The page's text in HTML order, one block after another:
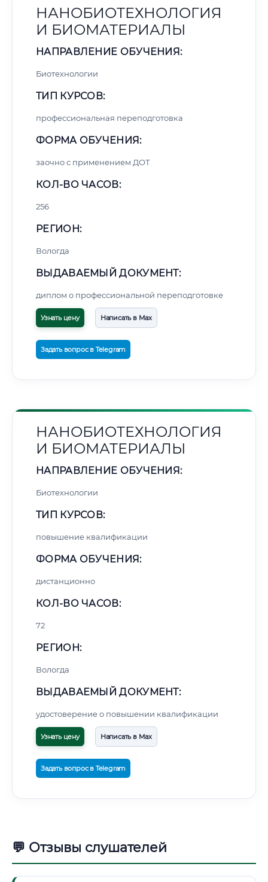
НАНОБИОТЕХНОЛОГИЯ
И БИОМАТЕРИАЛЫ
НАПРАВЛЕНИЕ ОБУЧЕНИЯ:
Биотехнологии
ТИП КУРСОВ:
профессиональная переподготовка
ФОРМА ОБУЧЕНИЯ:
заочно с применением ДОТ
КОЛ-ВО ЧАСОВ:
256
РЕГИОН:
Вологда
ВЫДАВАЕМЫЙ ДОКУМЕНТ:
диплом о профессиональной переподготовке
Узнать цену Написать в Max
Задать вопрос в Telegram
НАНОБИОТЕХНОЛОГИЯ
И БИОМАТЕРИАЛЫ
НАПРАВЛЕНИЕ ОБУЧЕНИЯ:
Биотехнологии
ТИП КУРСОВ:
повышение квалификации
ФОРМА ОБУЧЕНИЯ:
дистанционно
КОЛ-ВО ЧАСОВ:
72
РЕГИОН:
Вологда
ВЫДАВАЕМЫЙ ДОКУМЕНТ:
удостоверение о повышении квалификации
Узнать цену Написать в Max
Задать вопрос в Telegram
💬 Отзывы слушателей